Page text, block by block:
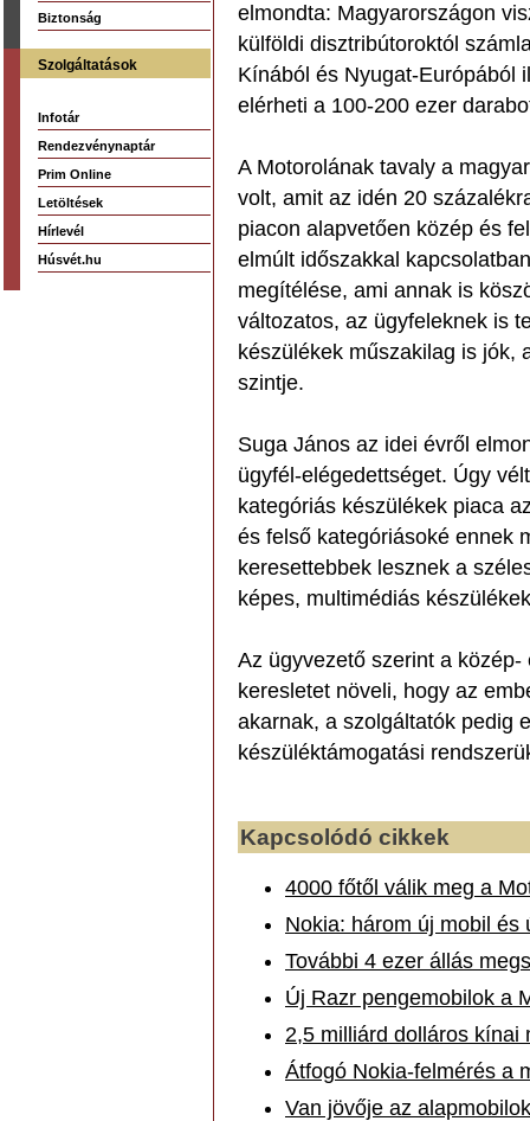
Biztonság
Szolgáltatások
Infotár
Rendezvénynaptár
Prim Online
Letöltések
Hírlevél
Húsvét.hu
elmondta: Magyarországon
külföldi disztribútoroktól
Kínából és Nyugat-Európából
elérheti a 100-200 ezer
A Motorolának tavaly a
volt, amit az idén 20
piacon alapvetően közép és
elmúlt időszakkal
megítélése, ami annak is
változatos, az ügyfeleknek is
készülékek műszakilag is jók,
szintje.
Suga János az idei évről
ügyfél-elégedettséget. Úgy
kategóriás készülékek piaca
és felső kategóriásoké ennek
keresettebbek lesznek a
képes, multimédiás
Az ügyvezető szerint a
keresletet növeli, hogy az
akarnak, a szolgáltatók pedig
készüléktámogatási
Kapcsolódó cikkek
4000 főtől válik meg a
Nokia: három új mobil és
További 4 ezer állás
Új Razr pengemobilok a
2,5 milliárd dolláros kínai
Átfogó Nokia-felmérés a
Van jövője az